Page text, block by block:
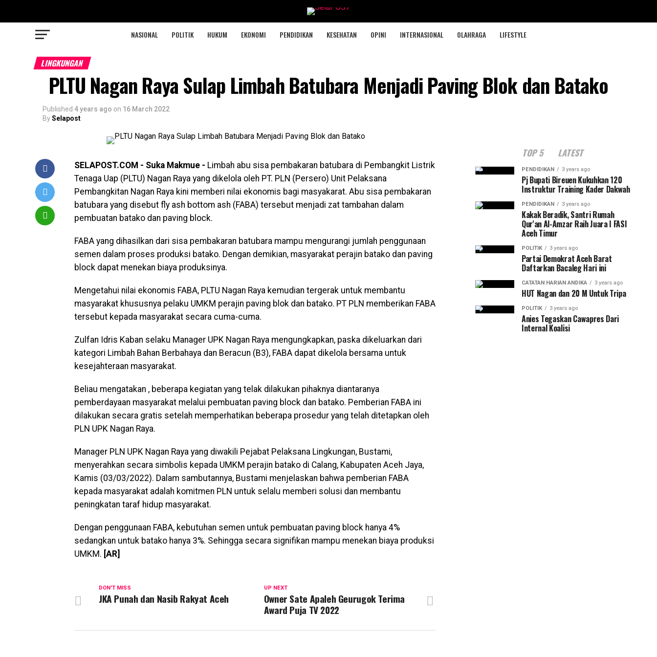
NASIONAL POLITIK HUKUM EKONOMI PENDIDIKAN KESEHATAN OPINI INTERNASIONAL OLAHRAGA LIFESTYLE
LINGKUNGAN
PLTU Nagan Raya Sulap Limbah Batubara Menjadi Paving Blok dan Batako
Published 4 years ago on 16 March 2022
BySelapost
SELAPOST.COM - Suka Makmue - Limbah abu sisa pembakaran batubara di Pembangkit Listrik
Tenaga Uap (PLTU) Nagan Raya yang dikelola oleh PT. PLN (Persero) Unit Pelaksana
Pembangkitan Nagan Raya kini memberi nilai ekonomis bagi masyakarat. Abu sisa pembakaran
batubara yang disebut fly ash bottom ash (FABA) tersebut menjadi zat tambahan dalam
pembuatan batako dan paving block.
FABA yang dihasilkan dari sisa pembakaran batubara mampu mengurangi jumlah penggunaan
semen dalam proses produksi batako. Dengan demikian, masyarakat perajin batako dan paving
block dapat menekan biaya produksinya.
Mengetahui nilai ekonomis FABA, PLTU Nagan Raya kemudian tergerak untuk membantu
masyarakat khususnya pelaku UMKM perajin paving blok dan batako. PT PLN memberikan FABA
tersebut kepada masyarakat secara cuma-cuma.
Zulfan Idris Kaban selaku Manager UPK Nagan Raya mengungkapkan, paska dikeluarkan dari
kategori Limbah Bahan Berbahaya dan Beracun (B3), FABA dapat dikelola bersama untuk
kesejahteraan masyarakat.
Beliau mengatakan , beberapa kegiatan yang telak dilakukan pihaknya diantaranya
pemberdayaan masyarakat melalui pembuatan paving block dan batako. Pemberian FABA ini
dilakukan secara gratis setelah memperhatikan beberapa prosedur yang telah ditetapkan oleh
PLN UPK Nagan Raya.
Manager PLN UPK Nagan Raya yang diwakili Pejabat Pelaksana Lingkungan, Bustami,
menyerahkan secara simbolis kepada UMKM perajin batako di Calang, Kabupaten Aceh Jaya,
Kamis (03/03/2022). Dalam sambutannya, Bustami menjelaskan bahwa pemberian FABA
kepada masyarakat adalah komitmen PLN untuk selalu memberi solusi dan membantu
peningkatan taraf hidup masyarakat.
Dengan penggunaan FABA, kebutuhan semen untuk pembuatan paving block hanya 4%
sedangkan untuk batako hanya 3%. Sehingga secara signifikan mampu menekan biaya produksi
UMKM. [AR]
UP NEXT
Owner Sate Apaleh Geurugok Terima
Award Puja TV 2022
DON'T MISS
JKA Punah dan Nasib Rakyat Aceh
TOP 5 LATEST
PENDIDIKAN 3 years ago
Pj Bupati Bireuen Kukuhkan 120
Instruktur Training Kader Dakwah
PENDIDIKAN 3 years ago
Kakak Beradik, Santri Rumah
Qur'an Al-Amzar Raih Juara I FASI
Aceh Timur
POLITIK 3 years ago
Partai Demokrat Aceh Barat
Daftarkan Bacaleg Hari ini
CATATAN HARIAN ANDIKA 3 years ago
HUT Nagan dan 20 M Untuk Tripa
POLITIK 3 years ago
Anies Tegaskan Cawapres Dari
Internal Koalisi